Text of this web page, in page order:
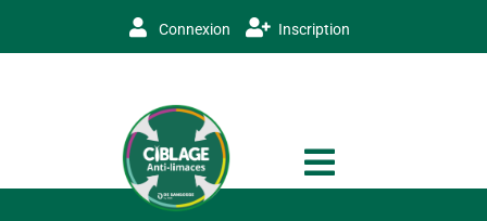
Connexion Inscription